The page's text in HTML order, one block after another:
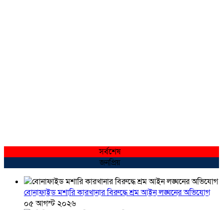
সর্বশেষ
জনপ্রিয়
বোনাফাইড মশারি কারখানার বিরুদ্ধে শ্রম আইন লঙ্ঘনের অভিযোগ
০৫ আগস্ট ২০২৬